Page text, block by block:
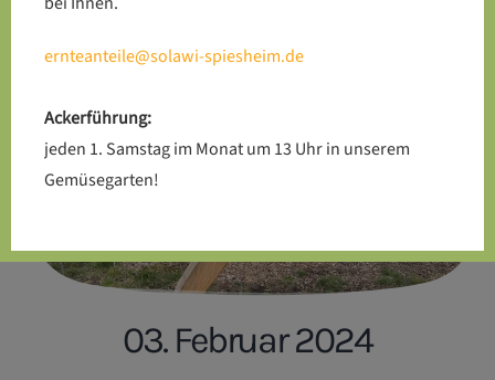
03. Februar 2024
ernteanteile@solawi-spiesheim.de
Ackerführung:
jeden 1. Samstag im Monat um 13 Uhr in unserem
Gemüsegarten!